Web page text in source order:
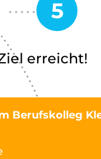
erreicht!
Berufskolleg